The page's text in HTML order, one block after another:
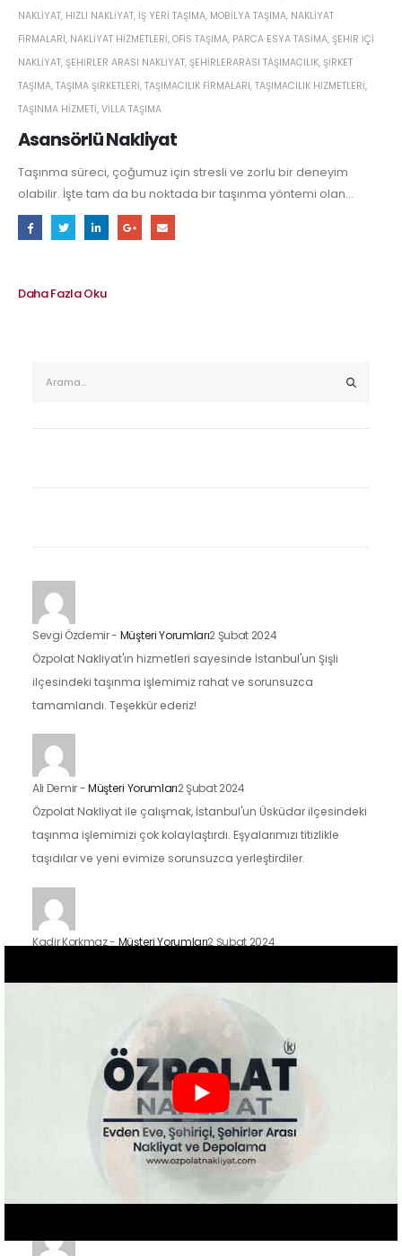
Asansörlü Nakliyat
NAKLIYAT, HIZLI NAKLIYAT, IŞ YERI TAŞIMA, MOBILYA TAŞIMA, NAKLIYAT
FIRMALARI, NAKLIYAT HIZMETLERI, OFIS TAŞIMA, PARCA ESYA TASIMA, ŞEHIR IÇI
NAKLIYAT, ŞEHIRLER ARASI NAKLIYAT, ŞEHIRLERARASI TAŞIMACILIK, ŞIRKET
TAŞIMA, TAŞIMA ŞIRKETLERI, TAŞIMACILIK FIRMALARI, TAŞIMACILIK HIZMETLERI,
TAŞINMA HIZMETI, VILLA TAŞIMA
Taşınma süreci, çoğumuz için stresli ve zorlu bir deneyim
olabilir. İşte tam da bu noktada bir taşınma yöntemi olan...
Daha Fazla Oku
Sevgi Özdemir- Müşteri Yorumları2 Şubat 2024
Özpolat Nakliyat'ın hizmetleri sayesinde İstanbul'un Şişli
ilçesindeki taşınma işlemimiz rahat ve sorunsuzca
tamamlandı. Teşekkür ederiz!
Ali Demir-Müşteri Yorumları2 Şubat 2024
Özpolat Nakliyat ile çalışmak, İstanbul'un Üsküdar ilçesindeki
taşınma işlemimizi çok kolaylaştırdı. Eşyalarımızı titizlikle
taşıdılar ve yeni evimize sorunsuzca yerleştirdiler.
Kadir Korkmaz- Müşteri Yorumları2 Şubat 2024
-Müşteri Yorumları2 Şubat 2024
Özpolat Nakliyat ile çalışmak, Gaziantep'ten Ankara'ya
taşınma işlemimizi oldukça kolaylaştırdı. Eşyalarımızı dikkatle